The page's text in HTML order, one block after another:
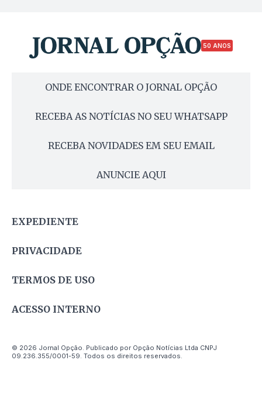
50 ANOS
ONDE ENCONTRAR O JORNAL OPÇÃO
RECEBA AS NOTÍCIAS NO SEU WHATSAPP
RECEBA NOVIDADES EM SEU EMAIL
ANUNCIE AQUI
EXPEDIENTE
PRIVACIDADE
TERMOS DE USO
ACESSO INTERNO
© 2026 Jornal Opção. Publicado por Opção Notícias Ltda CNPJ
09.236.355/0001-59. Todos os direitos reservados.